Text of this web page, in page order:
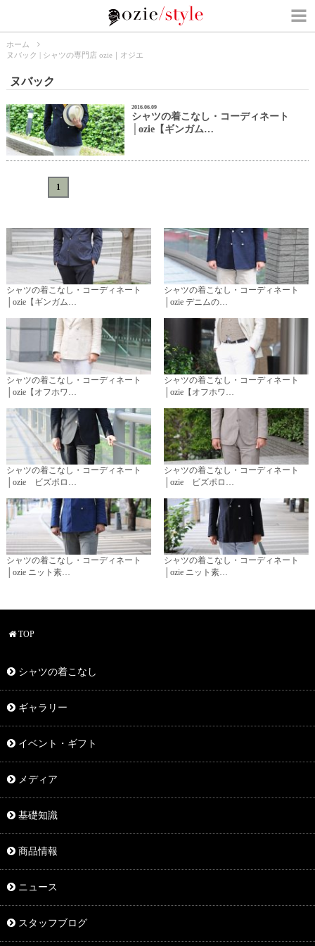
ホーム
ヌバック | シャツの専門店 ozie｜オジエ
ヌバック
2016.06.09
シャツの着こなし・コーディネート
│ozie【ギンガム…
1
シャツの着こなし・コーディネート
│ozie【ギンガム…
シャツの着こなし・コーディネート
│ozie デニムの…
シャツの着こなし・コーディネート
│ozie【オフホワ…
シャツの着こなし・コーディネート
│ozie【オフホワ…
シャツの着こなし・コーディネート
│ozie ビズポロ…
シャツの着こなし・コーディネート
│ozie ビズポロ…
シャツの着こなし・コーディネート
│ozie ニット素…
シャツの着こなし・コーディネート
│ozie ニット素…
TOP
シャツの着こなし
ギャラリー
イベント・ギフト
メディア
基礎知識
商品情報
ニュース
スタッフブログ